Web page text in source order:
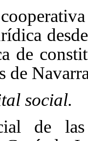
de
de
social.
de las